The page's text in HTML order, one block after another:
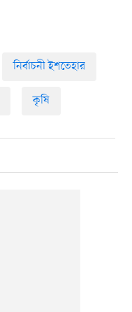
নির্বাচনী ইশতেহার
কৃষি